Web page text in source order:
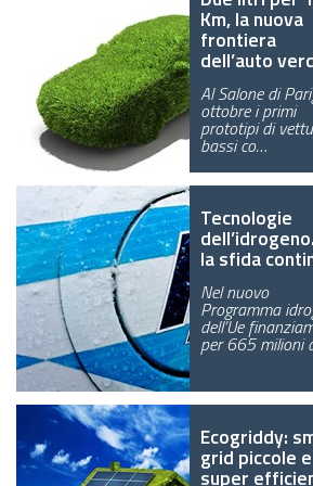
Km, la nuova
frontiera
dell’auto
Al Salone di
ottobre i primi
prototipi di
bassi co…
Tecnologie
la sfida
Nel nuovo
Programma
dell’Ue
per 665 milioni
Ecogriddy:
grid piccole e
super